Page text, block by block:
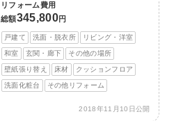
リフォーム費用
総額345,800円
戸建て 洗面・脱衣所 リビング・洋室
和室 玄関・廊下 その他の場所
壁紙張り替え 床材 クッションフロア
洗面化粧台 その他リフォーム
2018年11月10日公開